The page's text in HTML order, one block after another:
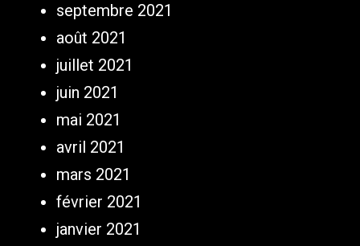
septembre 2021
août 2021
juillet 2021
juin 2021
mai 2021
avril 2021
mars 2021
février 2021
janvier 2021